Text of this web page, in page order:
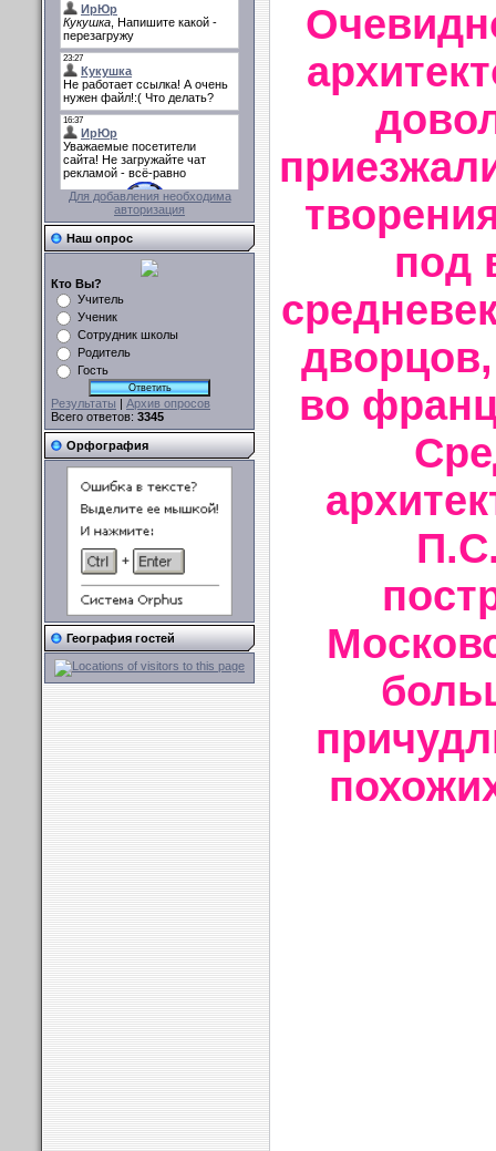
Для добавления необходима
авторизация
Наш опрос
Кто Вы?
Учитель
Ученик
Сотрудник школы
Родитель
Гость
Результаты | Архив опросов
Всего ответов: 3345
Орфография
География гостей
под
во